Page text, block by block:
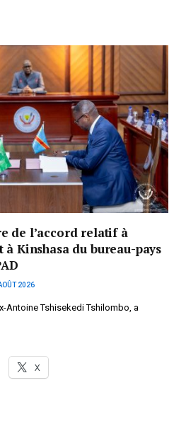
de l’accord relatif à
à Kinshasa du bureau-pays
2026
Antoine Tshisekedi Tshilombo, a
X